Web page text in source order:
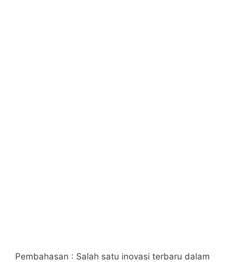
Pembahasan : Salah satu inovasi terbaru dalam